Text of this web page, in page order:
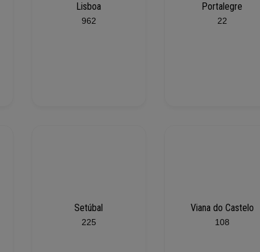
Lisboa
962
Portalegre
22
Setúbal
225
Viana do Castelo
108